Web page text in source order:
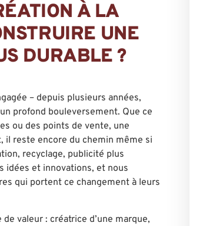
À LA
UNE
DURABLE ?
– depuis plusieurs années,
profond bouleversement. Que ce
ou des points de vente, une
il reste encore du chemin même si
recyclage, publicité plus
idées et innovations, et nous
qui portent ce changement à leurs
valeur : créatrice d’une marque,